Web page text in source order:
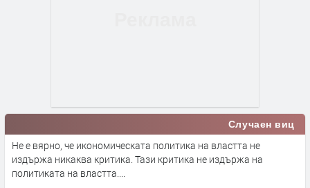
Случаен виц
Не е вярно, че икономическата политика на властта не
издържа никаква критика. Тази критика не издържа на
политиката на властта....